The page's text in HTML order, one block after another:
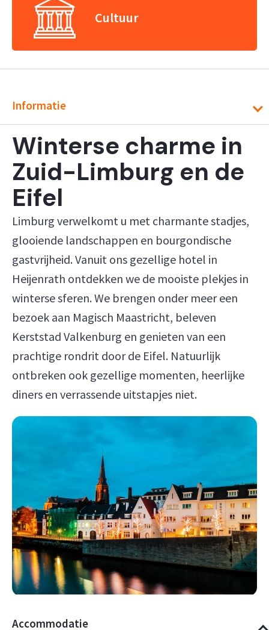
Cultuur
Informatie
Winterse charme in
Zuid-Limburg en de
Eifel
Limburg verwelkomt u met charmante stadjes,
glooiende landschappen en bourgondische
gastvrijheid. Vanuit ons gezellige hotel in
Heijenrath ontdekken we de mooiste plekjes in
winterse sferen. We brengen onder meer een
bezoek aan Magisch Maastricht, beleven
Kerststad Valkenburg en genieten van een
prachtige rondrit door de Eifel. Natuurlijk
ontbreken ook gezellige momenten, heerlijke
diners en verrassende uitstapjes niet.
Accommodatie